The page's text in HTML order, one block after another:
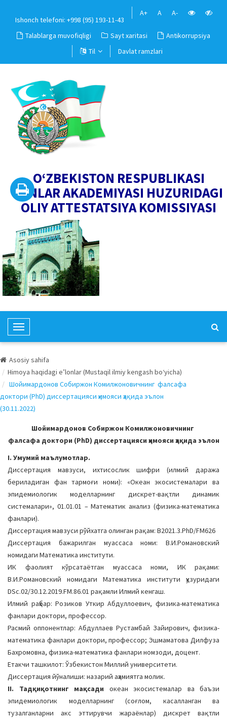
Ishonch telefoni: +998 (95) 193-11-43
A+ A A-
Talablarga muvofiqligi Sayt xaritasi
Antikorrupsiya
Til
Davlat ramzlari
O‘ZBEKISTON RESPUBLIKASI
FANLAR AKADEMIYASI HUZURIDAGI
OLIY ATTESTATSIYA KOMISSIYASI
T
o
g
e
N
a
i
a
t
i
o
n
Asosiy sahifa
Himoya haqidagi e’lonlar (Mustaqil ilmiy kengash bo‘yicha)
Шойимардонов Собиржон Комилжоновичнинг фалсафа
доктори (PhD) диссертацияси ҳимояси ҳақида эълон
(30.11.2022)
Шойимардонов Собиржон Комилжоновичнинг
фалсафа доктори (PhD) диссертацияси ҳимояси ҳақида эълон
I. Умумий маълумотлар.
Диссертация мавзуси, ихтисослик шифри (илмий даража
бериладиган фан тармоғи номи): «Океан экосистемалари ва
эпидемиологик моделларнинг дискрет-вақтли динамик
системалари», 01.01.01 – Математик анализ (физика-математика
фанлари).
Диссертация мавзуси рўйхатга олинган рақам: В2021.3.PhD/FM626
Диссертация бажарилган муассаса номи: В.И.Романовский
номидаги Математика институти.
ИК фаолият кўрсатаётган муассаса номи, ИК рақами:
В.И.Романовский номидаги Математика институти ҳузуридаги
DSc.02/30.12.2019.FM.86.01 рақамли Илмий кенгаш.
Илмий раҳбар: Розиков Уткир Абдуллоевич, физика-математика
фанлари доктори, профессор.
Расмий оппонентлар: Абдуллаев Рустамбай Зайирович, физика-
математика фанлари доктори, профессор; Эшмаматова Дилфуза
Бахромовна, физика-математика фанлари номзоди, доцент.
Етакчи ташкилот: Ўзбекистон Миллий университети.
Диссертация йўналиши: назарий аҳамиятга молик.
II. Тадқиқотнинг мақсади океан экосистемалар ва баъзи
эпидемиологик моделларнинг (соғлом, касалланган ва
тузалганларни акс эттирувчи жараёнлар) дискрет вақтли